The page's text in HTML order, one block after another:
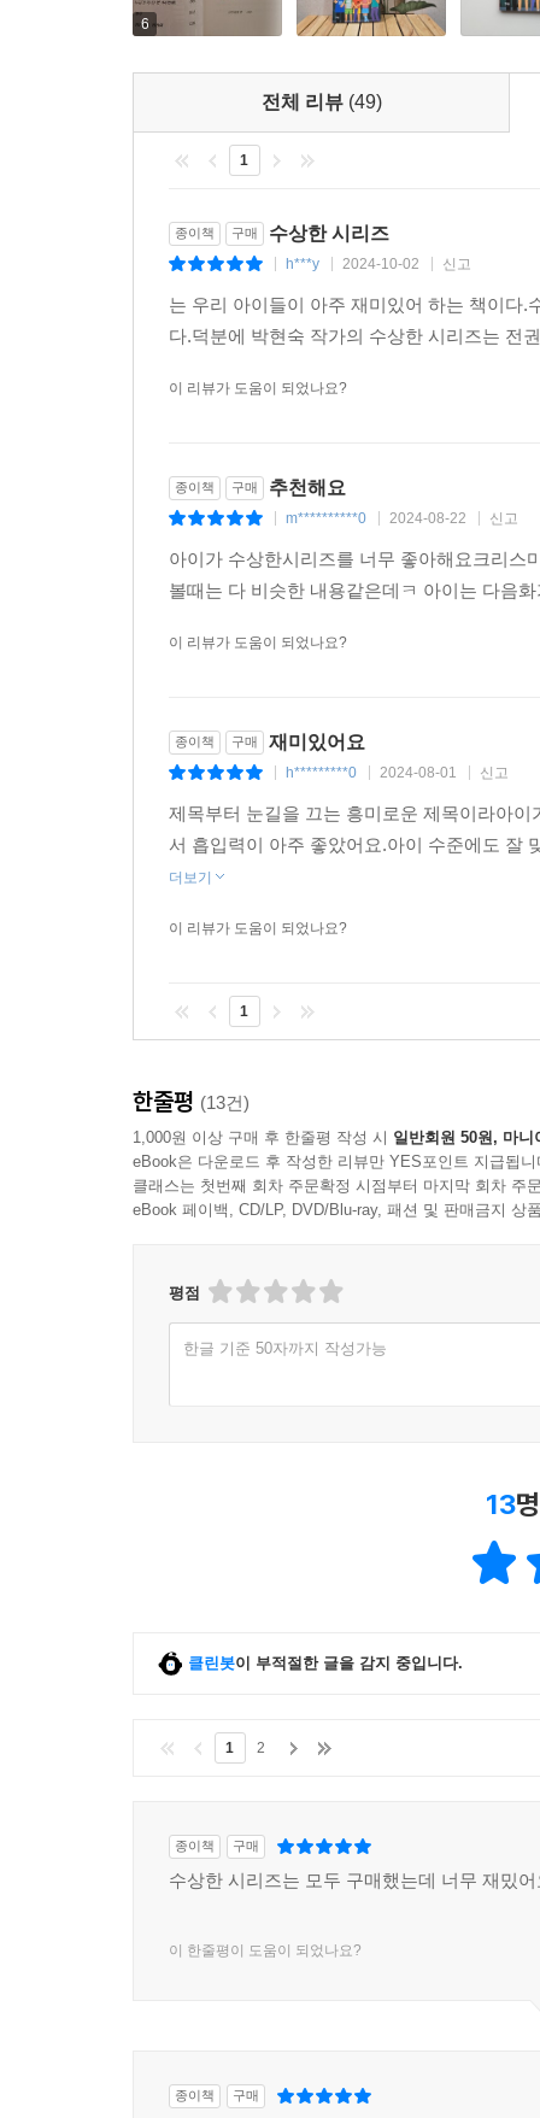
6
전체 리뷰 (49)
1
종이책 구매 수상한 시리즈
h***y 2024-10-02 신고
는 우리 아이들이 아주 재미있어 하는 책이다
다.덕분에 박현숙 작가의 수상한 시리즈는 전
이 리뷰가 도움이 되었나요?
종이책 구매 추천해요
m**********0 2024-08-22 신고
아이가 수상한시리즈를 너무 좋아해요크리스
볼때는 다 비슷한 내용같은데ㅋ 아이는 다음
이 리뷰가 도움이 되었나요?
종이책 구매 재미있어요
h*********0 2024-08-01 신고
제목부터 눈길을 끄는 흥미로운 제목이라아
서 흡입력이 아주 좋았어요.아이 수준에도 잘
더보기
이 리뷰가 도움이 되었나요?
1
한줄평 (13건)
1,000원 이상 구매 후 한줄평 작성 시 일반회원 50원, 마니
eBook은 다운로드 후 작성한 리뷰만 YES포인트 지급됩니
클래스는 첫번째 회차 주문확정 시점부터 마지막 회차 주
eBook 페이백, CD/LP, DVD/Blu-ray, 패션 및 판매금지 상
평점
한글 기준 50자까지 작성가능
13
클린봇이 부적절한 글을 감지 중입니다.
1 2
종이책 구매
수상한 시리즈는 모두 구매했는데 너무 재밌어
이 한줄평이 도움이 되었나요?
종이책 구매